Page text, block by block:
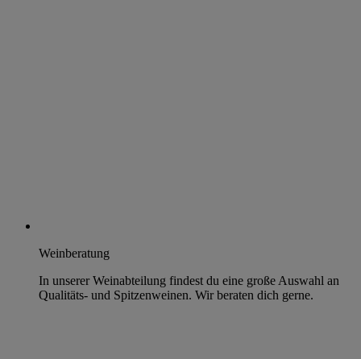
Weinberatung
In unserer Weinabteilung findest du eine große Auswahl an
Qualitäts- und Spitzenweinen. Wir beraten dich gerne.